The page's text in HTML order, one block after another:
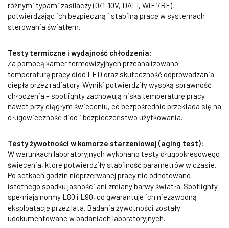
różnymi typami zasilaczy (0/1-10V, DALI, WiFi/RF),
potwierdzając ich bezpieczną i stabilną pracę w systemach
sterowania światłem.
Testy termiczne i wydajność chłodzenia:
Za pomocą kamer termowizyjnych przeanalizowano
temperaturę pracy diod LED oraz skuteczność odprowadzania
ciepła przez radiatory. Wyniki potwierdziły wysoką sprawność
chłodzenia – spotlighty zachowują niską temperaturę pracy
nawet przy ciągłym świeceniu, co bezpośrednio przekłada się na
długowieczność diod i bezpieczeństwo użytkowania.
Testy żywotności w komorze starzeniowej (aging test):
W warunkach laboratoryjnych wykonano testy długookresowego
świecenia, które potwierdziły stabilność parametrów w czasie.
Po setkach godzin nieprzerwanej pracy nie odnotowano
istotnego spadku jasności ani zmiany barwy światła. Spotlighty
spełniają normy L80 i L90, co gwarantuje ich niezawodną
eksploatację przez lata. Badania żywotności zostały
udokumentowane w badaniach laboratoryjnych.